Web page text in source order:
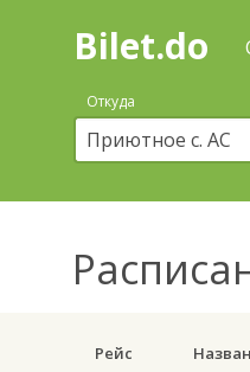
Поиск
покупка
билетов
автобус
онлайн
Bilet.do
Откуда
Рейс